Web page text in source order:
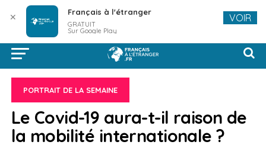
PORTRAIT DE LA SEMAINE
Le Covid-19 aura-t-il raison de
la mobilité internationale ?
✕ Français à l'étranger
GRATUIT
Sur Google Play
VOIR